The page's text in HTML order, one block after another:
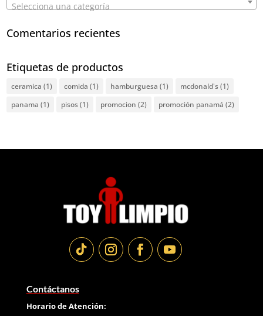
Selecciona una categoría
Comentarios recientes
Etiquetas de productos
ceramica (1) comida (1) hamburguesa (1) mcdonald's(1)
panama (1) pisos(1) promocion (2) promoción panamá (2)
Contáctanos
Horario de Atención: